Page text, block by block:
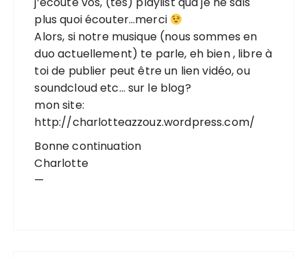
plus quoi écouter…merci
Alors, si notre musique (nous sommes en
duo actuellement) te parle, eh bien , libre à
toi de publier peut être un lien vidéo, ou
soundcloud etc… sur le blog?
mon site:
http://charlotteazzouz.wordpress.com/
Bonne continuation
Charlotte
—